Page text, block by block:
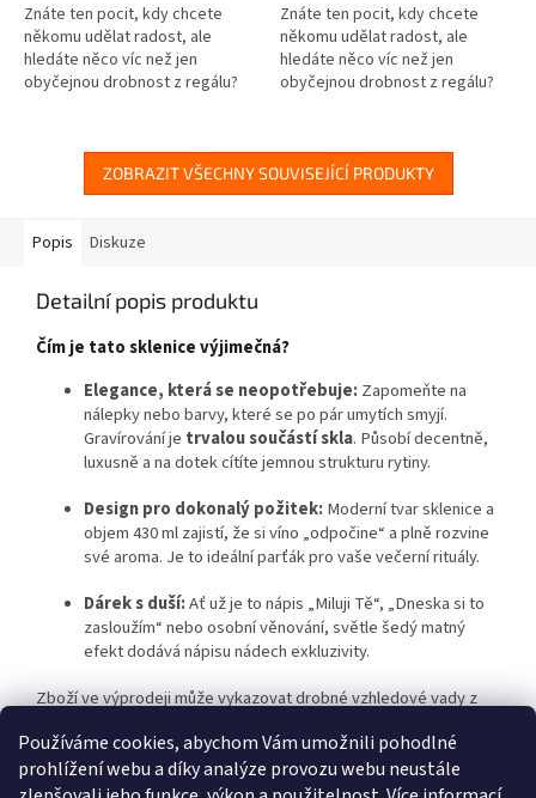
Používáme cookies, abychom Vám umožnili pohodlné
prohlížení webu a díky analýze provozu webu neustále
5
hvězdiček.
Znáte ten pocit, kdy chcete
někomu udělat radost, ale
hledáte něco víc než jen
obyčejnou drobnost z regálu?
mluví za...
5
hvězdiček.
Znáte ten pocit, kdy chcete
někomu udělat radost, ale
hledáte něco víc než jen
obyčejnou drobnost z regálu?
mluví za...
ZOBRAZIT VŠECHNY SOUVISEJÍCÍ PRODUKTY
Popis Diskuze
Detailní popis produktu
Čím je tato sklenice výjimečná?
Elegance, která se neopotřebuje:Zapomeňte na
nálepky nebo barvy, které se po pár umytích smyjí.
Gravírování je trvalou součástí skla. Působí decentně,
luxusně a na dotek cítíte jemnou strukturu rytiny.
Design pro dokonalý požitek:Moderní tvar sklenice a
objem 430 ml zajistí, že si víno „odpočine“ a plně rozvine
své aroma. Je to ideální parťák pro vaše večerní rituály.
Dárek s duší:Ať už je to nápis „Miluji Tě“, „Dneska si to
zasloužím“ nebo osobní věnování, světle šedý matný
efekt dodává nápisu nádech exkluzivity.
Zboží ve výprodeji může vykazovat drobné vzhledové vady z